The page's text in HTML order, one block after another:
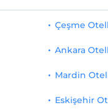
Çeşme
Ankara
Mardin
Eskişehir